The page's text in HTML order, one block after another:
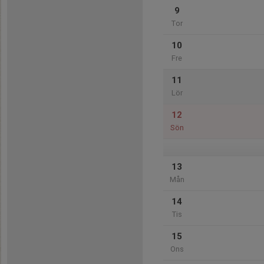
9
Tor
10
Fre
11
Lör
12
Sön
13
Mån
14
Tis
15
Ons